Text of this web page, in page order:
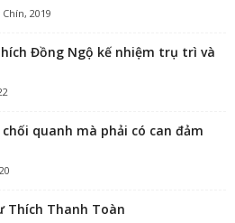
2019
Đồng Ngộ kế nhiệm trụ trì và
quanh mà phải có can đảm
Thích Thanh Toàn